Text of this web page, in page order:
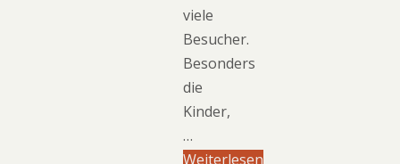
viele
Besucher.
Besonders
die
Kinder,
…
Weiterlesen